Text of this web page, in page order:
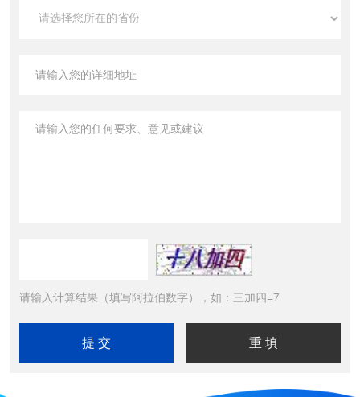
请输入计算结果（填写阿拉伯数字），如：三加四=7